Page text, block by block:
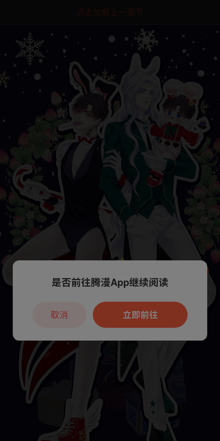
点击加载上一章节
本章节仅支持App阅读，可打开App新用
户7天免费看
是否前往腾漫App继续阅读
立即前往
取消